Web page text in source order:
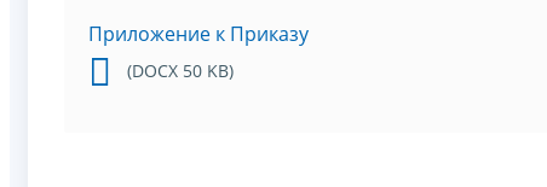
Приложение к Приказу
(DOCX 50 KB)